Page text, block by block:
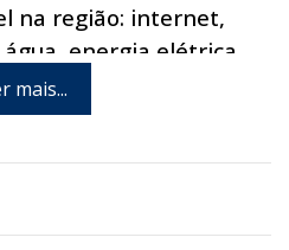
na região: internet,
energia elétrica,
de ônibus. Via pública
mesmo uma visita
mais...